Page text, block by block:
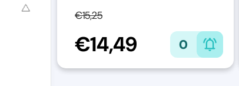
€15,25
€14,49 0